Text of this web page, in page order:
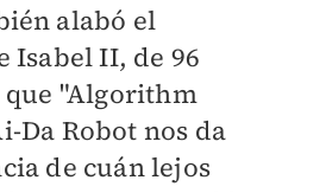
alabó el
Isabel II, de 96
"Algorithm
Da Robot nos da
de cuán lejos